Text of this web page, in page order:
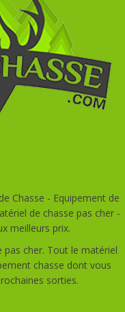
Chasse - Equipement de
de chasse pas cher -
meilleurs prix.
cher. Tout le matériel
chasse dont vous
sorties.